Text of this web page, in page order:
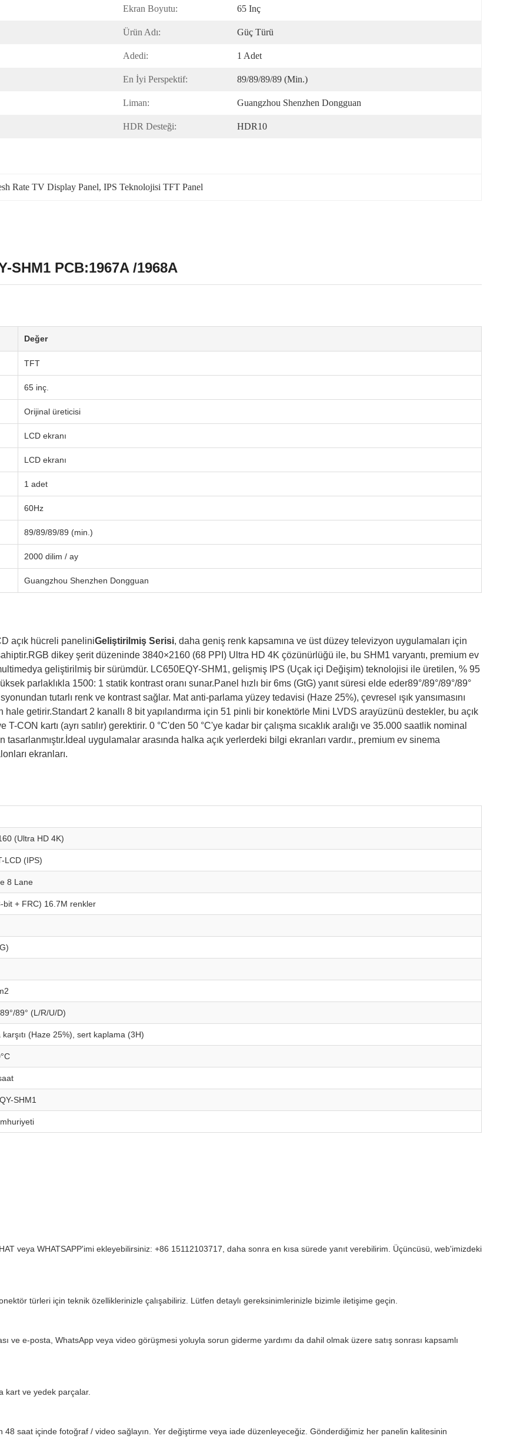
Ekran Boyutu: 65 Inç
Ürün Adı: Güç Türü
Adedi: 1 Adet
En İyi Perspektif: 89/89/89/89 (Min.)
Liman: Guangzhou Shenzhen Dongguan
HDR Desteği: HDR10
Rate TV Display Panel, IPS Teknolojisi TFT Panel
SHM1 PCB:1967A /1968A
Değer
TFT
65 inç.
Orijinal üreticisi
LCD ekranı
LCD ekranı
1 adet
60Hz
89/89/89/89 (min.)
2000 dilim / ay
Guangzhou Shenzhen Dongguan
açık hücreli paneliniGeliştirilmiş Serisi, daha geniş renk kapsamına ve üst düzey televizyon uygulamaları için
dikey şerit düzeninde 3840×2160 (68 PPI) Ultra HD 4K çözünürlüğü ile, bu SHM1 varyantı, premium ev
geliştirilmiş bir sürümdür. LC650EQY-SHM1, gelişmiş IPS (Uçak içi Değişim) teknolojisi ile üretilen, % 95
parlaklıkla 1500: 1 statik kontrast oranı sunar.Panel hızlı bir 6ms (GtG) yanıt süresi elde eder89°/89°/89°/89°
tutarlı renk ve kontrast sağlar. Mat anti-parlama yüzey tedavisi (Haze 25%), çevresel ışık yansımasını
getirir.Standart 2 kanallı 8 bit yapılandırma için 51 pinli bir konektörle Mini LVDS arayüzünü destekler, bu açık
CON kartı (ayrı satılır) gerektirir. 0 °C'den 50 °C'ye kadar bir çalışma sıcaklık aralığı ve 35.000 saatlik nominal
uygulamalar arasında halka açık yerlerdeki bilgi ekranları vardır., premium ev sinema
ekranları.
(Ultra HD 4K)
LCD (IPS)
8 Lane
bit + FRC) 16.7M renkler
89° (L/R/U/D)
karşıtı (Haze 25%), sert kaplama (3H)
SHM1
veya WHATSAPP'imi ekleyebilirsiniz: +86 15112103717, daha sonra en kısa sürede yanıt verebilirim. Üçüncüsü, web'imizdeki
türleri için teknik özelliklerinizle çalışabiliriz. Lütfen detaylı gereksinimlerinizle bizimle iletişime geçin.
ve e-posta, WhatsApp veya video görüşmesi yoluyla sorun giderme yardımı da dahil olmak üzere satış sonrası kapsamlı
kart ve yedek parçalar.
saat içinde fotoğraf / video sağlayın. Yer değiştirme veya iade düzenleyeceğiz. Gönderdiğimiz her panelin kalitesinin